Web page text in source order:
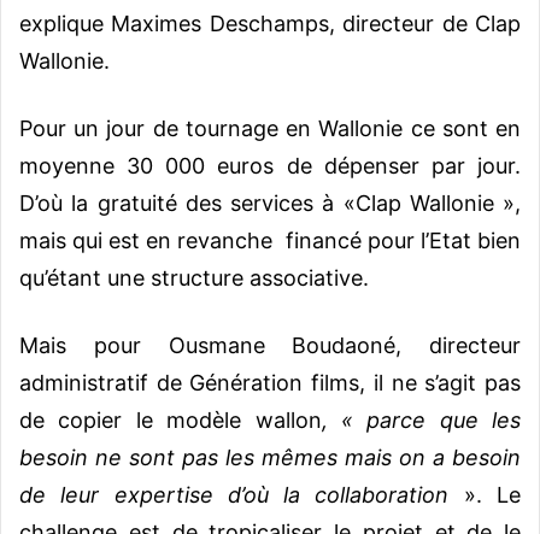
explique Maximes Deschamps, directeur de Clap
Wallonie.
Pour un jour de tournage en Wallonie ce sont en
moyenne 30 000 euros de dépenser par jour.
D’où la gratuité des services à «Clap Wallonie »,
mais qui est en revanche financé pour l’Etat bien
qu’étant une structure associative.
Mais pour Ousmane Boudaoné, directeur
administratif de Génération films, il ne s’agit pas
de copier le modèle wallon, « parce que les
besoin ne sont pas les mêmes mais on a besoin
de leur expertise d’où la collaboration ». Le